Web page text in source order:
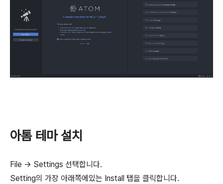
아톰 테마 설치
File -> Settings 선택합니다.
Setting의 가장 아래쪽에있는 Install 탭을 클릭합니다.